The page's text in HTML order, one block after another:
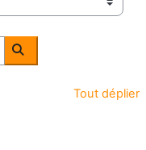
Rechercher des cours
Tout déplier